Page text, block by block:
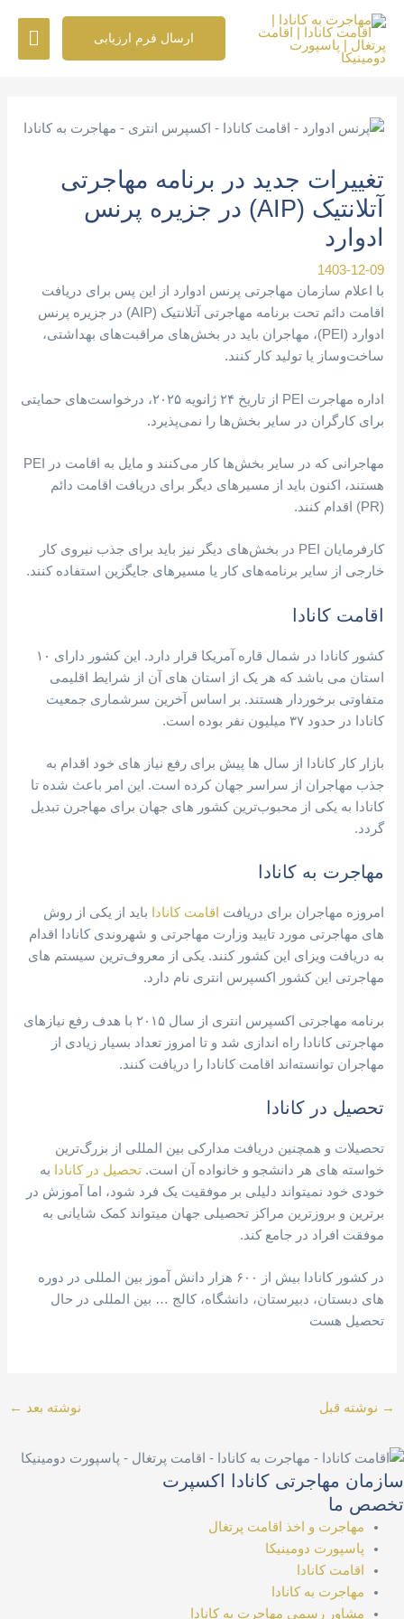
محتوا
ارسال فرم ارزیابی
تغییرات جدید در برنامه مهاجرتی
آتلانتیک (AIP) در جزیره پرنس
ادوارد
1403-12-09
با اعلام سازمان مهاجرتی پرنس ادوارد از این پس برای دریافت
اقامت دائم تحت برنامه مهاجرتی آتلانتیک (AIP) در جزیره پرنس
ادوارد (PEI)، مهاجران باید در بخش‌های مراقبت‌های بهداشتی،
ساخت‌وساز یا تولید کار کنند.
اداره مهاجرت PEI از تاریخ ۲۴ ژانویه ۲۰۲۵، درخواست‌های حمایتی
برای کارگران در سایر بخش‌ها را نمی‌پذیرد.
مهاجرانی که در سایر بخش‌ها کار می‌کنند و مایل به اقامت در PEI
هستند، اکنون باید از مسیرهای دیگر برای دریافت اقامت دائم
(PR) اقدام کنند.
کارفرمایان PEI در بخش‌های دیگر نیز باید برای جذب نیروی کار
خارجی از سایر برنامه‌های کار یا مسیرهای جایگزین استفاده کنند.
اقامت کانادا
کشور کانادا در شمال قاره آمریکا قرار دارد. این کشور دارای ۱۰
استان می باشد که هر یک از استان های آن از شرایط اقلیمی
متفاوتی برخوردار هستند. بر اساس آخرین سرشماری جمعیت
کانادا در حدود ۳۷ میلیون نفر بوده است.
بازار کار کانادا از سال ها پیش برای رفع نیاز های خود اقدام به
جذب مهاجران از سراسر جهان کرده است. این امر باعث شده تا
کانادا به یکی از محبوب‌ترین کشور های جهان برای مهاجرن تبدیل
گردد.
مهاجرت به کانادا
امروزه مهاجران برای دریافت اقامت کانادا
باید از یکی از روش
های مهاجرتی مورد تایید وزارت مهاجرتی و شهروندی کانادا اقدام
به دریافت ویزای این کشور کنند. یکی از معروف‌ترین سیستم های
مهاجرتی این کشور اکسپرس انتری نام دارد.
برنامه مهاجرتی اکسپرس انتری از سال ۲۰۱۵ با هدف رفع نیازهای
مهاجرتی کانادا راه اندازی شد و تا امروز تعداد بسیار زیادی از
مهاجران توانسته‌اند اقامت کانادا را دریافت کنند.
تحصیل در کانادا
تحصیلات و همچنین دریافت مدارکی بین المللی از بزرگ‌ترین
خواسته های هر دانشجو و خانواده آن است.تحصیل در کانادا
به
خودی خود نمیتواند دلیلی بر موفقیت یک فرد شود، اما آموزش در
برترین و بروزترین مراکز تحصیلی جهان میتواند کمک شایانی به
موفقت افراد در جامع کند.
در کشور کانادا بیش از ۶۰۰ هزار دانش آموز بین المللی در دوره
های دبستان، دبیرستان، دانشگاه، کالج … بین المللی در حال
تحصیل هست
→ نوشته قبل نوشته بعد ←
سازمان مهاجرتی کانادا اکسپرت
تخصص ما
مهاجرت و اخذ اقامت پرتغال
پاسپورت دومینیکا
اقامت کانادا
مهاجرت به کانادا
مشاور رسمی مهاجرت به کانادا